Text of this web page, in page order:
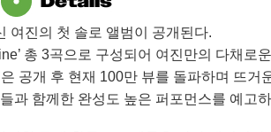
여진의 첫 솔로 앨범이 공개된다.
총 3곡으로 구성되어 여진만의 다채로
공개 후 현재 100만 뷰를 돌파하며 뜨거
과 함께한 완성도 높은 퍼포먼스를 예고